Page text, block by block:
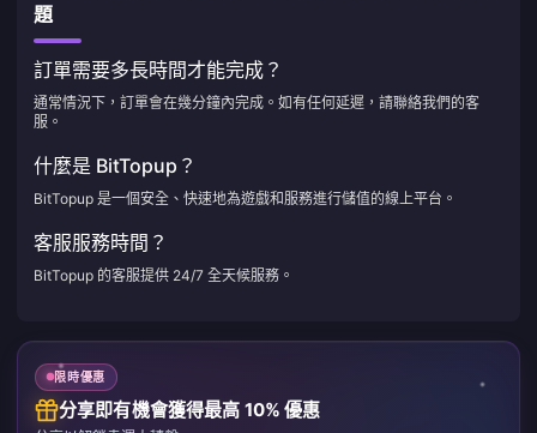
題
訂單需要多長時間才能完成？
通常情況下，訂單會在幾分鐘內完成。如有任何延遲，請聯絡我們的客
服。
什麼是 BitTopup？
BitTopup 是一個安全、快速地為遊戲和服務進行儲值的線上平台。
客服服務時間？
BitTopup 的客服提供 24/7 全天候服務。
限時優惠
分享即有機會獲得最高 10% 優惠